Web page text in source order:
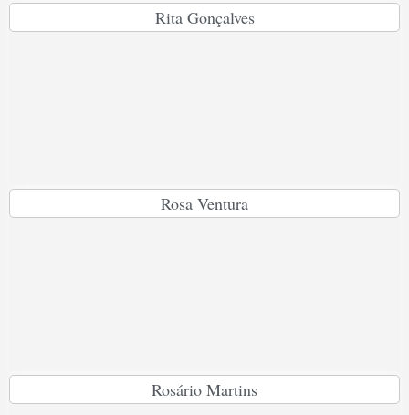
Rita Gonçalves
Rosa Ventura
Rosário Martins